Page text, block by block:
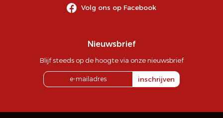
Volg ons op Facebook
Nieuwsbrief
Blijf steeds op de hoogte via onze nieuwsbrief
inschrijven